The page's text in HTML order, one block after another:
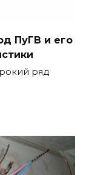
ПуГВ и его
ряд